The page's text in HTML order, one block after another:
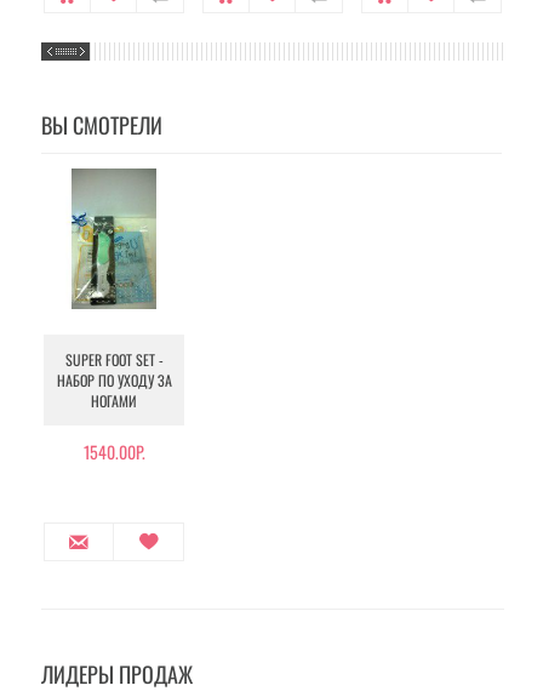
ВЫ СМОТРЕЛИ
SUPER FOOT SET -
НАБОР ПО УХОДУ ЗА
НОГАМИ
1540.00Р.
ЛИДЕРЫ ПРОДАЖ